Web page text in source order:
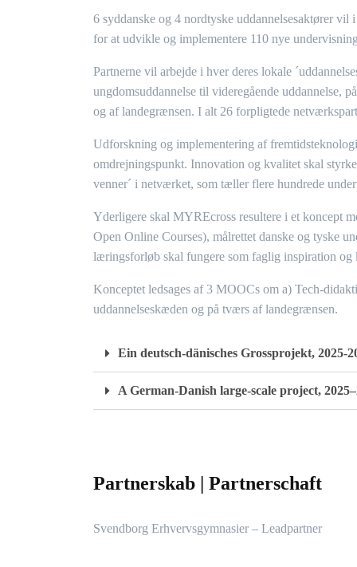
6 syddanske og 4 nordtyske uddannelsesaktører
for at udvikle og implementere 110 nye
Partnerne vil arbejde i hver deres lokale
ungdomsuddannelse til videregående uddannelse,
og af landegrænsen. I alt 26 forpligtede
Udforskning og implementering af
omdrejningspunkt. Innovation og kvalitet skal
venner´ i netværket, som tæller flere hundrede
Yderligere skal MYREcross resultere i et koncept
Open Online Courses), målrettet danske og tyske
læringsforløb skal fungere som faglig inspiration
Konceptet ledsages af 3 MOOCs om a) Tech-
uddannelseskæden og på tværs af landegrænsen.
Ein deutsch-dänisches Grossprojekt, 2025-
A German-Danish large-scale project,
Partnerskab | Partnerschaft
Svendborg Erhvervsgymnasier – Leadpartner